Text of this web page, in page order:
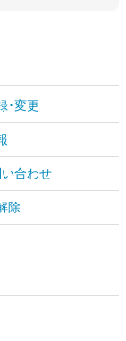
･変更
合わせ
除